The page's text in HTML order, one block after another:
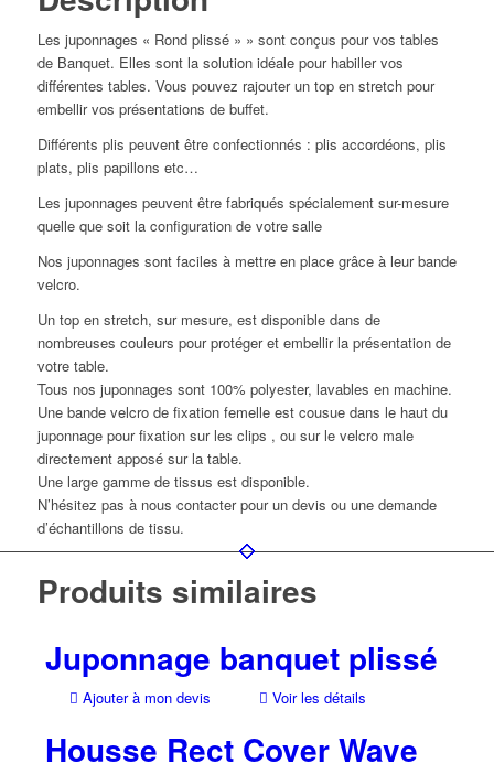
Les juponnages « Rond plissé » » sont conçus pour vos tables
de Banquet. Elles sont la solution idéale pour habiller vos
différentes tables. Vous pouvez rajouter un top en stretch pour
embellir vos présentations de buffet.
Différents plis peuvent être confectionnés : plis accordéons, plis
plats, plis papillons etc…
Les juponnages peuvent être fabriqués spécialement sur-mesure
quelle que soit la configuration de votre salle
Nos juponnages sont faciles à mettre en place grâce à leur bande
velcro.
Un top en stretch, sur mesure, est disponible dans de
nombreuses couleurs pour protéger et embellir la présentation de
votre table.
Tous nos juponnages sont 100% polyester, lavables en machine.
Une bande velcro de fixation femelle est cousue dans le haut du
juponnage pour fixation sur les clips , ou sur le velcro male
directement apposé sur la table.
Une large gamme de tissus est disponible.
N’hésitez pas à nous contacter pour un devis ou une demande
d’échantillons de tissu.
Produits similaires
Juponnage banquet plissé
Ajouter à mon devis Voir les détails
Housse Rect Cover Wave